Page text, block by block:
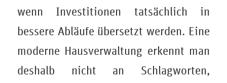
wenn Investitionen tatsächlich in
bessere Abläufe übersetzt werden. Eine
moderne Hausverwaltung erkennt man
deshalb nicht an Schlagworten,